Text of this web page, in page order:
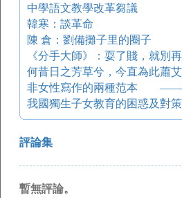
中學語文教學改革芻議
韓寒：談革命
陳 倉：劉備攤子里的圈子
《分手大師》：耍了賤，就別
何昔日之芳草兮，今直為此蕭艾
我國獨生子女教育的困惑及對策
評論集
暫無評論。